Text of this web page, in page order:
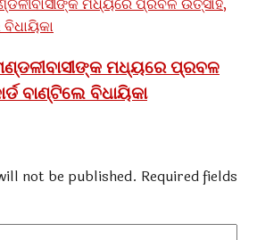
ମଧ୍ୟରେ ପ୍ରବଳ
ବାଣ୍ଟିଲେ ବିଧାୟିକା
not be published. Required fields